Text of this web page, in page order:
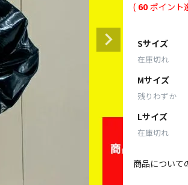
( 60 ポイント
Sサイズ
在庫切れ
Mサイズ
残りわずか
Lサイズ
在庫切れ
商品について